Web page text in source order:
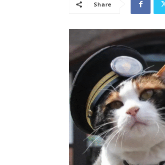
Share